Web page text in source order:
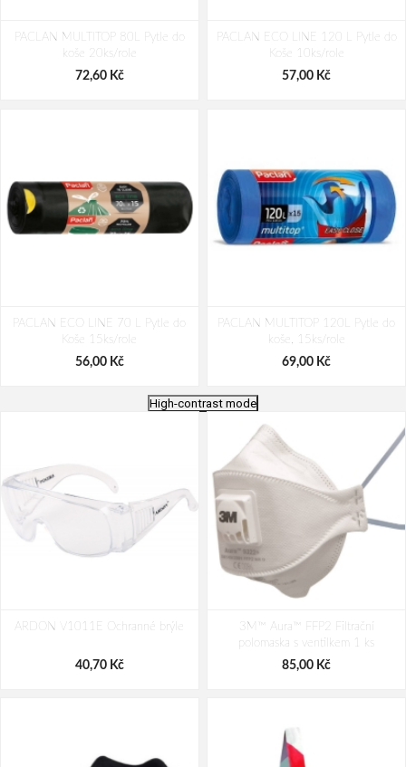
PACLAN MULTITOP 80L Pytle do
koše 20ks/role
72,60 Kč
PACLAN ECO LINE 120 L Pytle do
Koše 10ks/role
57,00 Kč
PACLAN ECO LINE 70 L Pytle do
Koše 15ks/role
56,00 Kč
PACLAN MULTITOP 120L Pytle do
koše, 15ks/role
69,00 Kč
pytle na odpad 10ks/role
51,00 Kč
High-contrast mode
ARDON V1011E Ochranné brýle
40,70 Kč
3M™ Aura™ FFP2 Filtrační
polomaska s ventilkem 1 ks
85,00 Kč